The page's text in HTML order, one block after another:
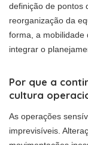
definição de pontos
reorganização da
forma, a mobilidade
integrar o
Por que a
cultura
As operações
imprevisíveis.